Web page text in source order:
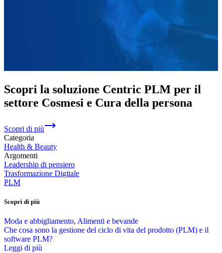
Scopri la soluzione Centric PLM per il
settore Cosmesi e Cura della persona
Scopri di più
Categoria
Health & Beauty
Argomenti
Leadership di pensiero
Trasformazione Digitale
PLM
Scopri di più
Moda e abbigliamento, Alimenti e bevande
Che cosa sono la gestione del ciclo di vita del prodotto (PLM) e il
software PLM?
Leggi di più